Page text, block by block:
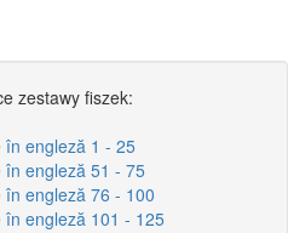
zestawy fiszek:
în engleză 1 - 25
engleză 51 - 75
engleză 76 - 100
engleză 101 - 125